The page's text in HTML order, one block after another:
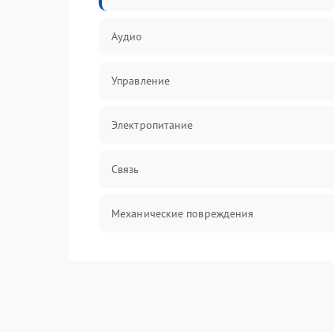
Аудио
Управление
Электропитание
Связь
Механические повреждения